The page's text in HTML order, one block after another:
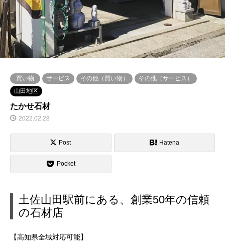
買い物 サービス その他（買い物）
その他（サービス）
山田地区
たかせ石材
2022.02.28
Post Hatena
Pocket
土佐山田駅前にある、創業50年の信頼
の石材店
【高知県全域対応可能】